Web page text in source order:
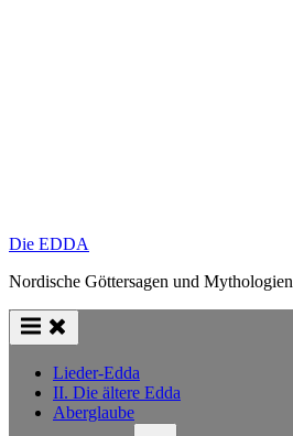
Die EDDA
Nordische Göttersagen und Mythologien
Lieder-Edda
II. Die ältere Edda
Aberglaube